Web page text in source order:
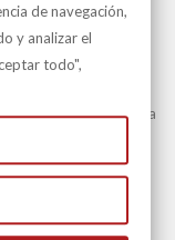
vinotecas y en la
de navegación,
y analizar el
todo",